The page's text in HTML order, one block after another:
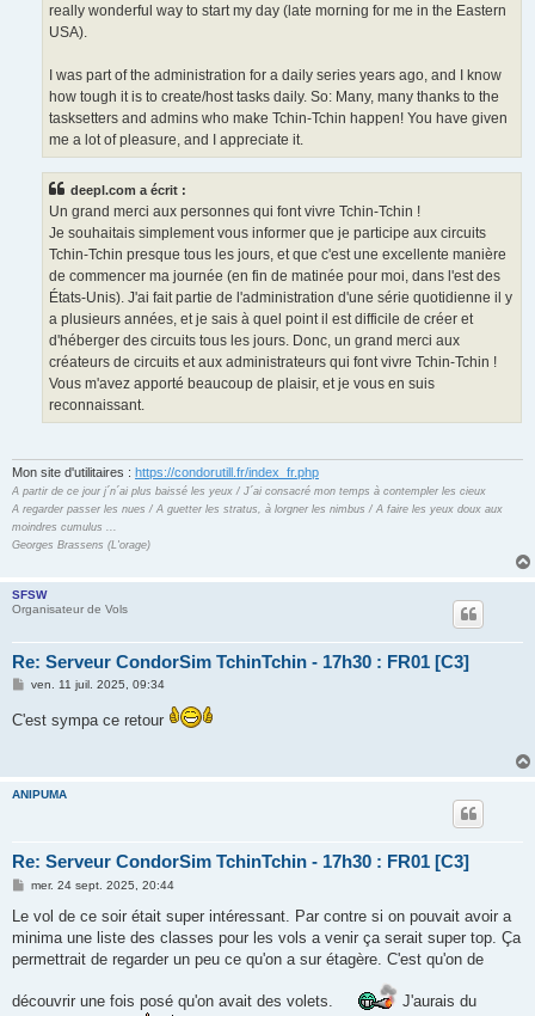
really wonderful way to start my day (late morning for me in the Eastern
USA).
I was part of the administration for a daily series years ago, and I know
how tough it is to create/host tasks daily. So: Many, many thanks to the
tasksetters and admins who make Tchin-Tchin happen! You have given
me a lot of pleasure, and I appreciate it.
deepl.com a écrit :
Un grand merci aux personnes qui font vivre Tchin-Tchin !
Je souhaitais simplement vous informer que je participe aux circuits
Tchin-Tchin presque tous les jours, et que c'est une excellente manière
de commencer ma journée (en fin de matinée pour moi, dans l'est des
États-Unis). J'ai fait partie de l'administration d'une série quotidienne il y
a plusieurs années, et je sais à quel point il est difficile de créer et
d'héberger des circuits tous les jours. Donc, un grand merci aux
créateurs de circuits et aux administrateurs qui font vivre Tchin-Tchin !
Vous m'avez apporté beaucoup de plaisir, et je vous en suis
reconnaissant.
Mon site d'utilitaires : https://condorutill.fr/index_fr.php
A partir de ce jour j´n´ai plus baissé les yeux / J´ai consacré mon temps à contempler les cieux
A regarder passer les nues / A guetter les stratus, à lorgner les nimbus / A faire les yeux doux aux
moindres cumulus ...
Georges Brassens (L'orage)
SFSW
Organisateur de Vols
Re: Serveur CondorSim TchinTchin - 17h30 : FR01 [C3]
M
s
ven. 11 juil. 2025, 09:34
C'est sympa ce retour
ANIPUMA
Re: Serveur CondorSim TchinTchin - 17h30 : FR01 [C3]
M
s
a
g
mer. 24 sept. 2025, 20:44
Le vol de ce soir était super intéressant. Par contre si on pouvait avoir a
minima une liste des classes pour les vols a venir ça serait super top. Ça
permettrait de regarder un peu ce qu'on a sur étagère. C'est qu'on de
découvrir une fois posé qu'on avait des volets. J'aurais du